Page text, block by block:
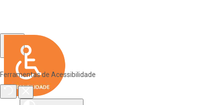
Ferramentas de Acessibilidade